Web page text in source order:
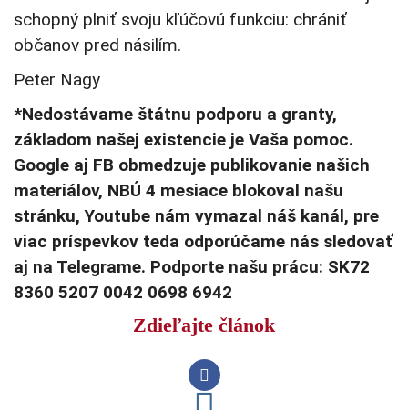
schopný plniť svoju kľúčovú funkciu: chrániť
občanov pred násilím.
Peter Nagy
*Nedostávame štátnu podporu a granty,
základom našej existencie je Vaša pomoc.
Google aj FB obmedzuje publikovanie našich
materiálov, NBÚ 4 mesiace blokoval našu
stránku, Youtube nám vymazal náš kanál, pre
viac príspevkov teda odporúčame nás sledovať
aj na Telegrame. Podporte našu prácu: SK72
8360 5207 0042 0698 6942
Zdieľajte článok